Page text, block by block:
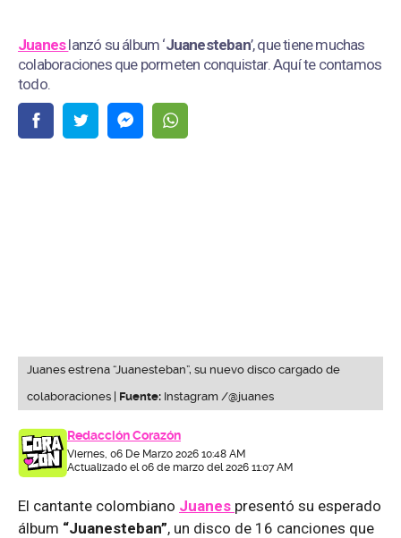
Juaneslanzó su álbum ‘Juanesteban’, que tiene muchas
colaboraciones que pormeten conquistar. Aquí te contamos
todo.
Juanes estrena “Juanesteban”, su nuevo disco cargado de
colaboraciones | Fuente: Instagram /@juanes
Redacción Corazón
Viernes, 06 De Marzo 2026 10:48 AM
Actualizado el 06 de marzo del 2026 11:07 AM
El cantante colombiano Juanes presentó su esperado
álbum “Juanesteban”, un disco de 16 canciones que